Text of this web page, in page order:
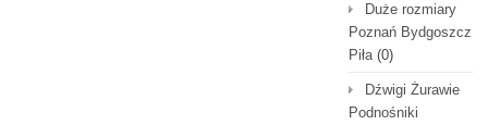
Duże rozmiary
Poznań Bydgoszcz
Piła(0)
Dźwigi Żurawie
Podnośniki